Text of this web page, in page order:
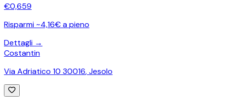
€0,659
Risparmi ~4,16€ a pieno
Dettagli →
Costantin
Via Adriatico 10 30016,Jesolo